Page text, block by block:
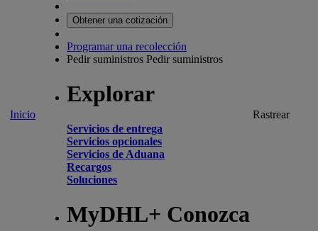
Inicio
Obtener una cotización
Programar una recolección
Pedir suministros Pedir suministros
Explorar
Servicios de entrega
Servicios opcionales
Servicios de Aduana
Recargos
Soluciones
MyDHL+ Conozca
Rastrear